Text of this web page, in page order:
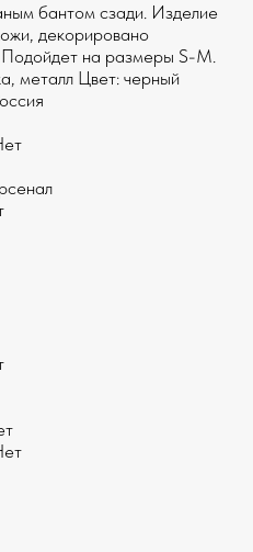
бантом сзади. Изделие
декорировано
Подойдет на размеры S-M.
металл Цвет: черный